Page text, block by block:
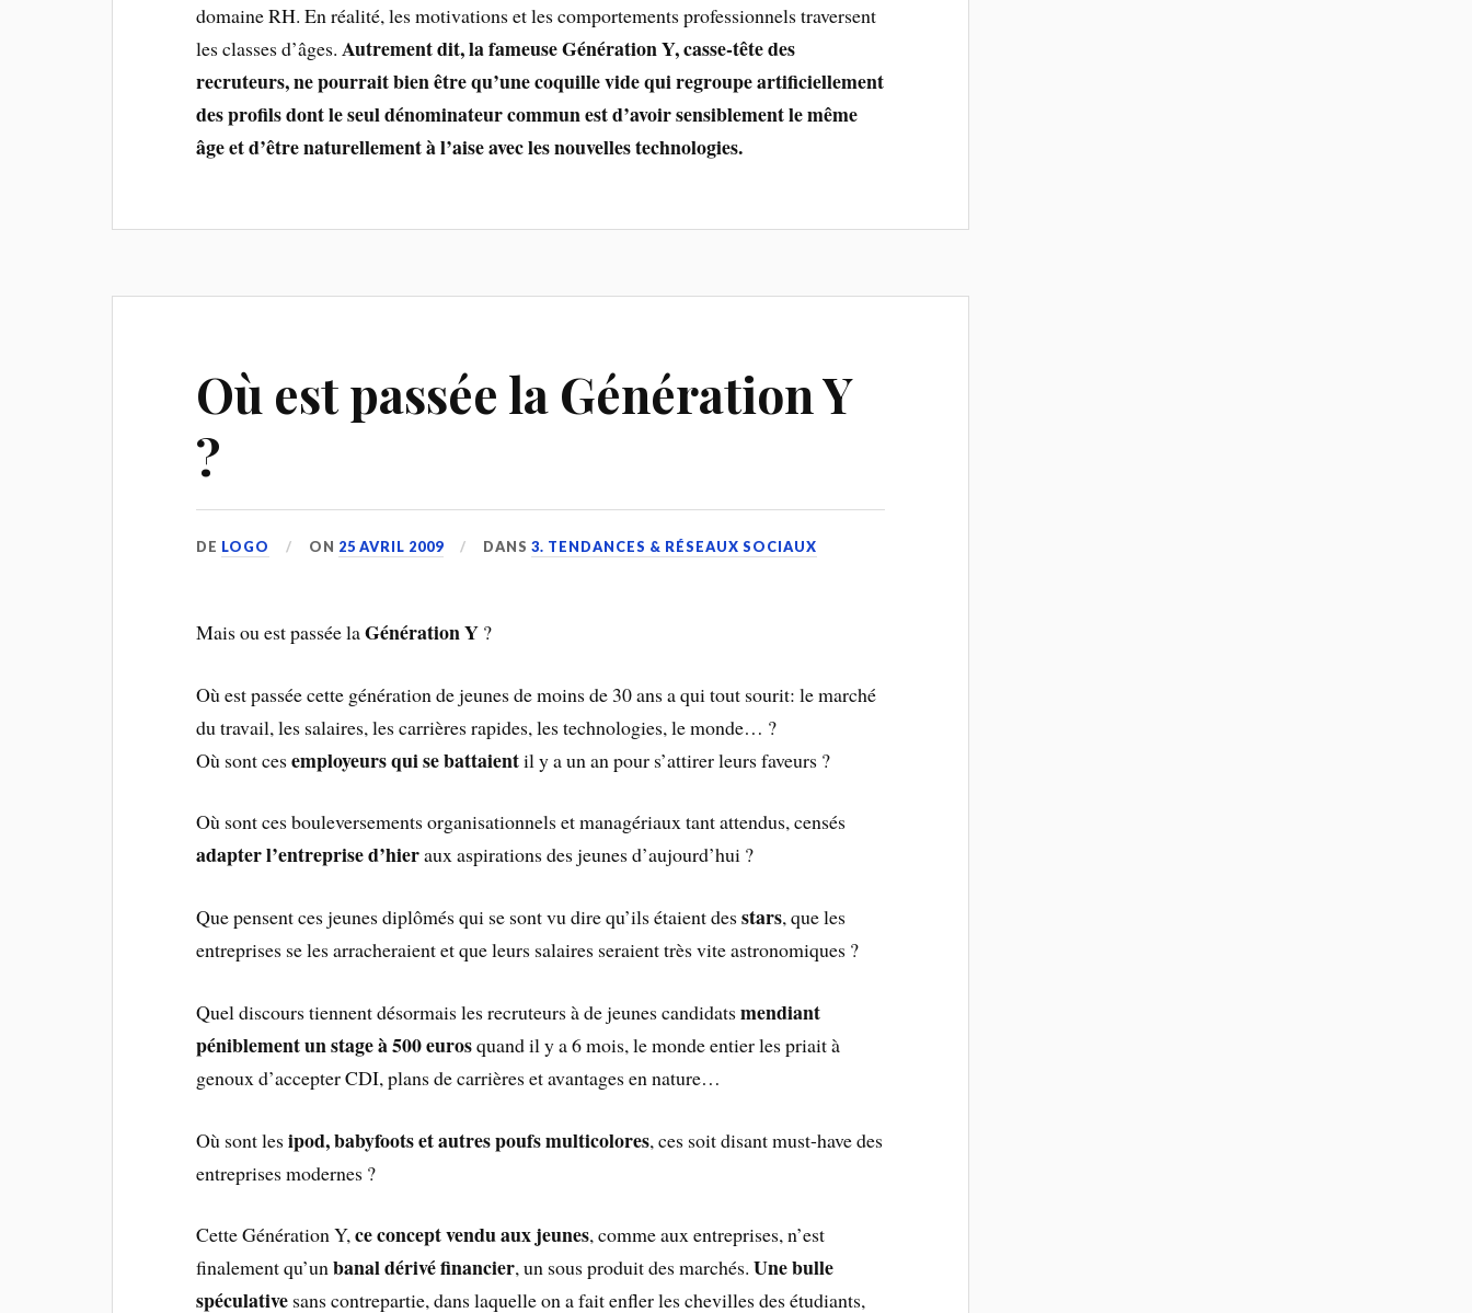
domaine RH. En réalité, les motivations et les comportements professionnels traversent
les classes d’âges. Autrement dit, la fameuse Génération Y, casse-tête des
recruteurs, ne pourrait bien être qu’une coquille vide qui regroupe artificiellement
des profils dont le seul dénominateur commun est d’avoir sensiblement le même
âge et d’être naturellement à l’aise avec les nouvelles technologies.
Où est passée la Génération Y
?
DE LOGO ON 25 AVRIL 2009 DANS3. TENDANCES & RÉSEAUX SOCIAUX
Mais ou est passée laGénération Y ?
Où est passée cette génération de jeunes de moins de 30 ans a qui tout sourit: le marché
du travail, les salaires, les carrières rapides, les technologies, le monde… ?
Où sont cesemployeurs qui se battaientil y a un an pour s’attirer leurs faveurs ?
Où sont ces bouleversements organisationnels et managériaux tant attendus, censés
adapter l’entreprise d’hieraux aspirations des jeunes d’aujourd’hui ?
Que pensent ces jeunes diplômés qui se sont vu dire qu’ils étaient desstars, que les
entreprises se les arracheraient et que leurs salaires seraient très vite astronomiques ?
Quel discours tiennent désormais les recruteurs à de jeunes candidatsmendiant
péniblement un stage à 500 eurosquand il y a 6 mois, le monde entier les priait à
genoux d’accepter CDI, plans de carrières et avantages en nature…
Où sont lesipod, babyfoots et autres poufs multicolores, ces soit disant must-have des
entreprises modernes ?
Cette Génération Y,ce concept vendu aux jeunes, comme aux entreprises, n’est
finalement qu’unbanal dérivé financier, un sous produit des marchés.Une bulle
spéculative sans contrepartie, dans laquelle on a fait enfler les chevilles des étudiants,